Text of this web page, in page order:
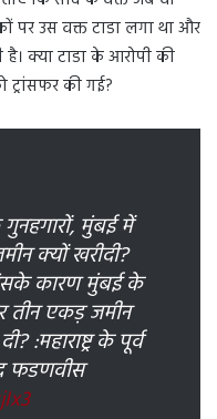
पर उस वक्त टाडा लगा था और
है। क्या टाडा के आरोपी की
की गई?
मुंबई में
क्यों खरीदी?
कारण मुंबई के
तीन एकड़ जमीन
के पूर्व
फडणवीस